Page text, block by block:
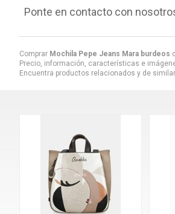
Comprar Mochila Pepe Jeans Mara burdeos
Precio, información, características e
Encuentra productos relacionados y de
Ponte en contacto con